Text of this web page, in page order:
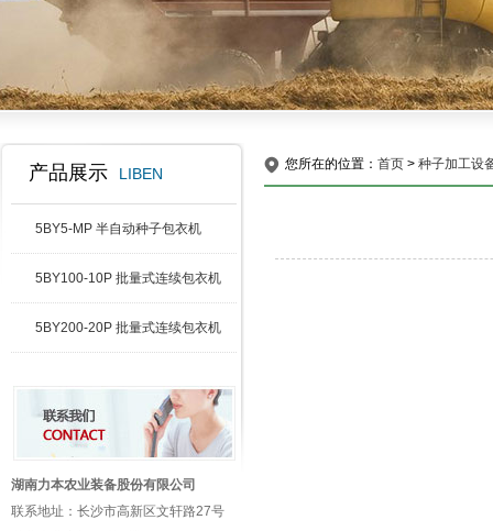
产品展示 LIBEN
5BY5-MP 半自动种子包衣机
5BY100-10P 批量式连续包衣机
5BY200-20P 批量式连续包衣机
湖南力本农业装备股份有限公司
联系地址：长沙市高新区文轩路27号
您所在的位置： 首页 > 种子加工设